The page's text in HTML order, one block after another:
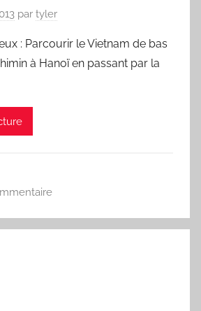
par tyler
: Parcourir le Vietnam de bas
à Hanoï en passant par la